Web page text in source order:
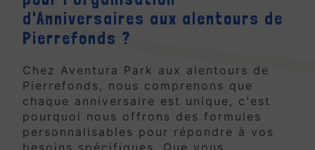
d'Anniversaires aux alentours de
Pierrefonds ?
Chez Aventura Park aux alentours de
Pierrefonds, nous comprenons que
chaque anniversaire est unique, c'est
pourquoi nous offrons des formules
personnalisables pour répondre à vos
besoins spécifiques. Que vous